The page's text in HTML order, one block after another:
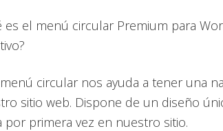
es el menú circular Premium para
circular nos ayuda a tener una
sitio web. Dispone de un diseño
por primera vez en nuestro sitio.